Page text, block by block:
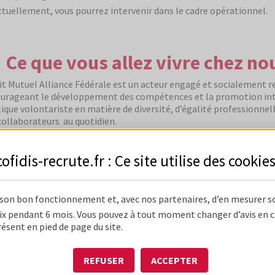
vous pourrez intervenir dans le cadre opérationnel.
Ce que vous allez vivre chez
Mutuel Alliance Fédérale est un acteur engagé et socialement
le développement des compétences et la promotion
volontariste en matière de diversité, d’égalité
au quotidien.
prime de participation et d'intéressement pouvant
d'un rythme de travail adapté fort d'un nouvel accord QVT groupe
d'une protection sociale renforcée
moins une action de formation chaque année (95% des salariés)
de conditions bancaires et assurances préférentielles
d'un parcours d'intégration pour tout nouvel arrivant
recrute.fr : Ce site utilise des cookies
bon fonctionnement et, avec nos partenaires, d’en mesurer
pendant 6 mois. Vous pouvez à tout moment changer d’avis en
en pied de page du site.
ACCEPTER
REFUSER